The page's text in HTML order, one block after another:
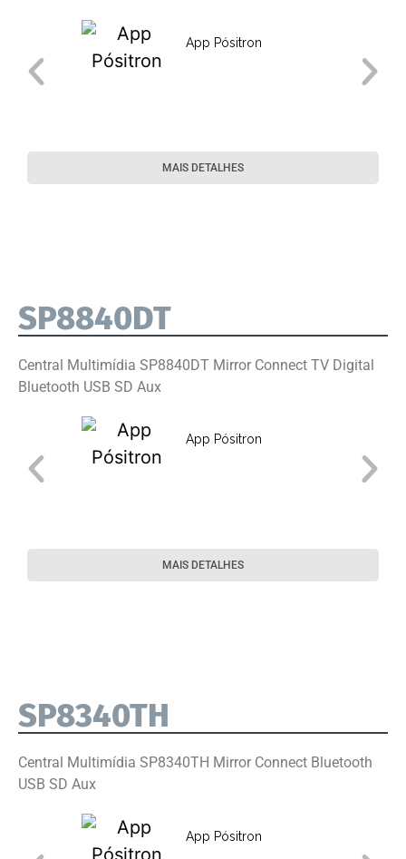
App Pósitron
MAIS DETALHES
SP8840DT
Central Multimídia SP8840DT Mirror Connect TV Digital
Bluetooth USB SD Aux
App Pósitron
MAIS DETALHES
SP8340TH
Central Multimídia SP8340TH Mirror Connect Bluetooth
USB SD Aux
App Pósitron